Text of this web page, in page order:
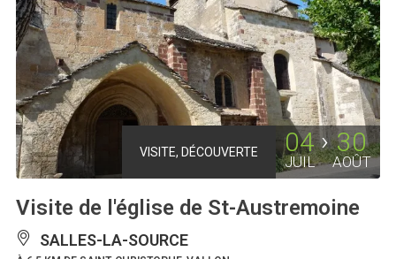
VISITE, DÉCOUVERTE 04
JUIL
30
AOÛT
Visite de l'église de St-Austremoine
SALLES-LA-SOURCE